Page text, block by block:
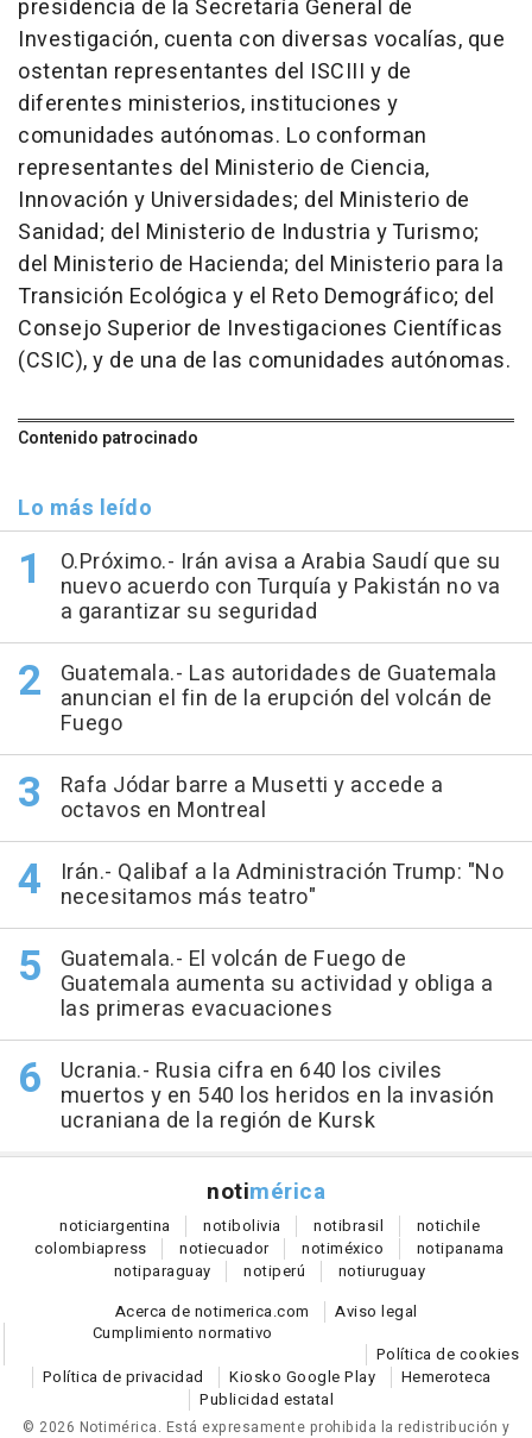
presidencia de la Secretaría General de
Investigación, cuenta con diversas vocalías, que
ostentan representantes del ISCIII y de
diferentes ministerios, instituciones y
comunidades autónomas. Lo conforman
representantes del Ministerio de Ciencia,
Innovación y Universidades; del Ministerio de
Sanidad; del Ministerio de Industria y Turismo;
del Ministerio de Hacienda; del Ministerio para la
Transición Ecológica y el Reto Demográfico; del
Consejo Superior de Investigaciones Científicas
(CSIC), y de una de las comunidades autónomas.
Contenido patrocinado
Lo más leído
O.Próximo.- Irán avisa a Arabia Saudí que su
nuevo acuerdo con Turquía y Pakistán no va
a garantizar su seguridad
Guatemala.- Las autoridades de Guatemala
anuncian el fin de la erupción del volcán de
Fuego
Rafa Jódar barre a Musetti y accede a
octavos en Montreal
Irán.- Qalibaf a la Administración Trump: "No
necesitamos más teatro"
Guatemala.- El volcán de Fuego de
Guatemala aumenta su actividad y obliga a
las primeras evacuaciones
Ucrania.- Rusia cifra en 640 los civiles
muertos y en 540 los heridos en la invasión
ucraniana de la región de Kursk
notimérica
noticiargentina notibolivia notibrasil notichile
colombiapress notiecuador notiméxico notipanama
notiparaguay notiperú notiuruguay
Acerca de notimerica.com
Aviso legal
Cumplimiento normativo
Política de cookies
Política de privacidad
Kiosko Google Play
Hemeroteca
Publicidad estatal
© 2026 Notimérica. Está expresamente prohibida la redistribución y